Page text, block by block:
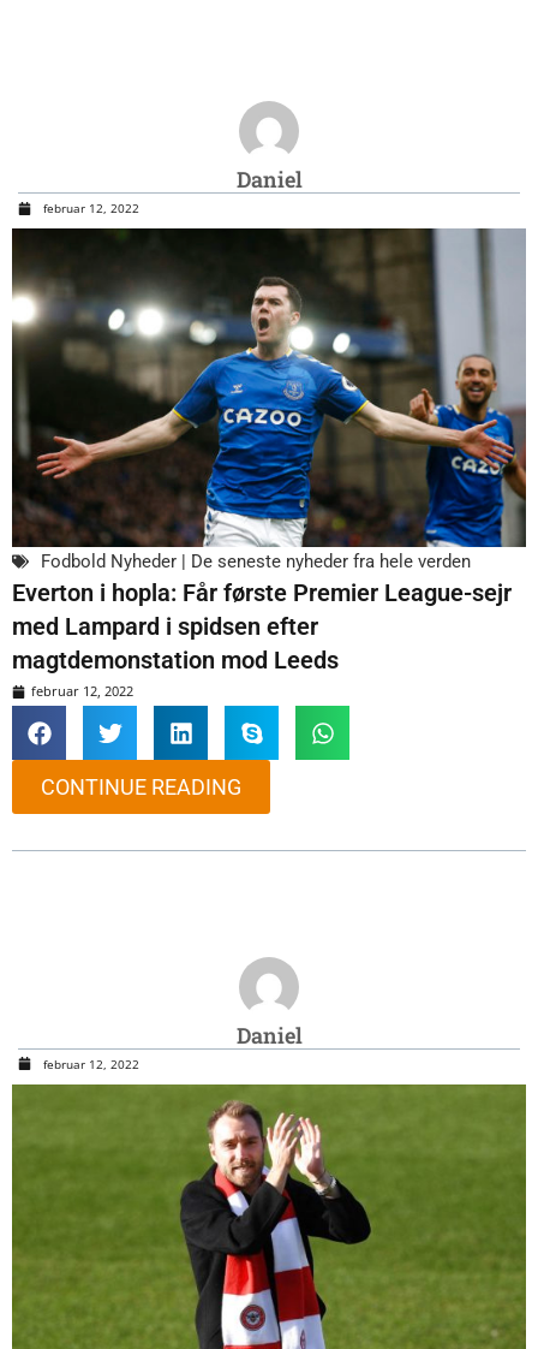
Daniel
februar 12, 2022
Fodbold Nyheder | De seneste nyheder fra hele verden
Everton i hopla: Får første Premier League-sejr
med Lampard i spidsen efter
magtdemonstation mod Leeds
februar 12, 2022
CONTINUE READING
Daniel
februar 12, 2022